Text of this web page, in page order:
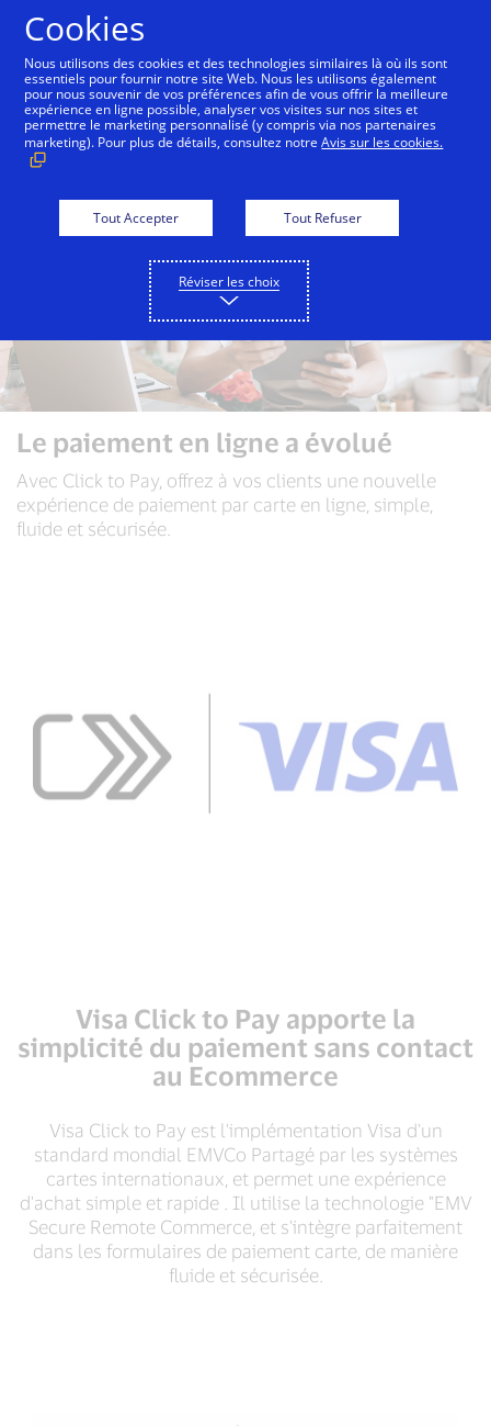
Consommateurs Commerçants
Le paiement en ligne a évolué
Avec Click to Pay, offrez à vos clients une nouvelle
expérience de paiement par carte en ligne, simple,
fluide et sécurisée.
Visa Click to Pay apporte la
simplicité du paiement sans contact
au Ecommerce
Visa Click to Pay est l'implémentation Visa d'un
standard mondial EMVCo Partagé par les systèmes
cartes internationaux, et permet une expérience
d'achat simple et rapide . Il utilise la technologie "EMV
Secure Remote Commerce, et s'intègre parfaitement
dans les formulaires de paiement carte, de manière
fluide et sécurisée.
Cookies
Nous utilisons des cookies et des technologies similaires là où ils sont
essentiels pour fournir notre site Web. Nous les utilisons également
pour nous souvenir de vos préférences afin de vous offrir la meilleure
expérience en ligne possible, analyser vos visites sur nos sites et
permettre le marketing personnalisé (y compris via nos partenaires
marketing). Pour plus de détails, consultez notreAvis sur les cookies.
Tout Accepter Tout Refuser
Réviser les choix